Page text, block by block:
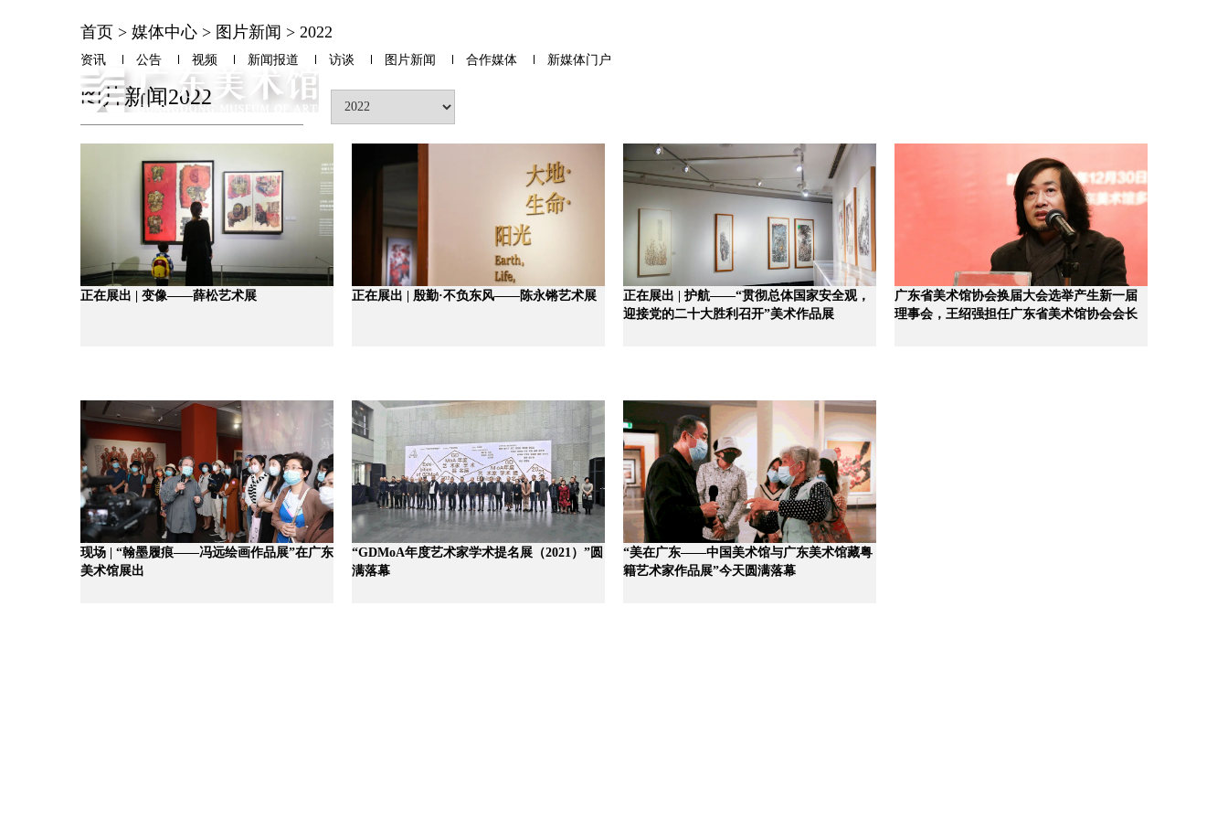
首页 > 媒体中心 > 图片新闻 > 2022
资讯 公告 视频 新闻报道 访谈 图片新闻 合作媒体 新媒体门户
图片新闻2022
正在展出 | 变像——薛松艺术展 正在展出 | 殷勤·不负东风——陈永锵艺术展
正在展出 | 护航——“贯彻总体国家安全观，
迎接党的二十大胜利召开”美术作品展
广东省美术馆协会换届大会选举产生新一届
理事会，王绍强担任广东省美术馆协会会长
现场 | “翰墨履痕——冯远绘画作品展”在广东
美术馆展出
“GDMoA年度艺术家学术提名展（2021）”圆
满落幕
“美在广东——中国美术馆与广东美术馆藏粤
籍艺术家作品展”今天圆满落幕